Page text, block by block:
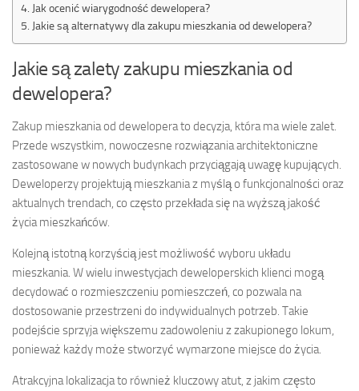
Jak ocenić wiarygodność dewelopera?
Jakie są alternatywy dla zakupu mieszkania od dewelopera?
Jakie są zalety zakupu mieszkania od
dewelopera?
Zakup mieszkania od dewelopera to decyzja, która ma wiele zalet.
Przede wszystkim, nowoczesne rozwiązania architektoniczne
zastosowane w nowych budynkach przyciągają uwagę kupujących.
Deweloperzy projektują mieszkania z myślą o funkcjonalności oraz
aktualnych trendach, co często przekłada się na wyższą jakość
życia mieszkańców.
Kolejną istotną korzyścią jest możliwość wyboru układu
mieszkania. W wielu inwestycjach deweloperskich klienci mogą
decydować o rozmieszczeniu pomieszczeń, co pozwala na
dostosowanie przestrzeni do indywidualnych potrzeb. Takie
podejście sprzyja większemu zadowoleniu z zakupionego lokum,
ponieważ każdy może stworzyć wymarzone miejsce do życia.
Atrakcyjna lokalizacja to również kluczowy atut, z jakim często